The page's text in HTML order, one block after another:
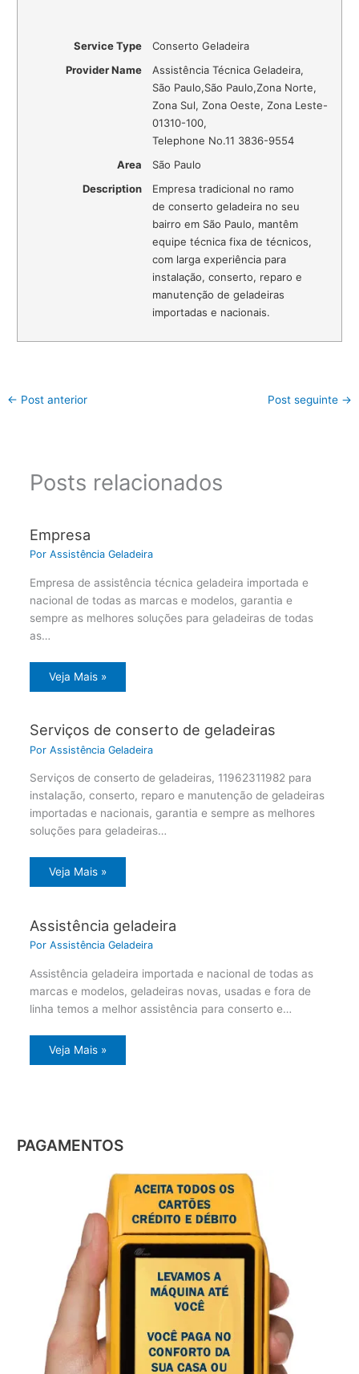
Service Type
Conserto Geladeira
Provider Name
Assistência Técnica Geladeira,
São Paulo,São Paulo,Zona Norte,
Zona Sul, Zona Oeste, Zona Leste-
01310-100,
Telephone No.11 3836-9554
Area
São Paulo
Description
Empresa tradicional no ramo
de conserto geladeira no seu
bairro em São Paulo, mantêm
equipe técnica fixa de técnicos,
com larga experiência para
instalação, conserto, reparo e
manutenção de geladeiras
importadas e nacionais.
← Post anterior Post seguinte →
Posts relacionados
Empresa
Por Assistência Geladeira
Empresa de assistência técnica geladeira importada e
nacional de todas as marcas e modelos, garantia e
sempre as melhores soluções para geladeiras de todas
as…
Veja Mais »
Serviços de conserto de geladeiras
Por Assistência Geladeira
Serviços de conserto de geladeiras, 11962311982 para
instalação, conserto, reparo e manutenção de geladeiras
importadas e nacionais, garantia e sempre as melhores
soluções para geladeiras…
Veja Mais »
Assistência geladeira
Por Assistência Geladeira
Assistência geladeira importada e nacional de todas as
marcas e modelos, geladeiras novas, usadas e fora de
linha temos a melhor assistência para conserto e…
Veja Mais »
PAGAMENTOS